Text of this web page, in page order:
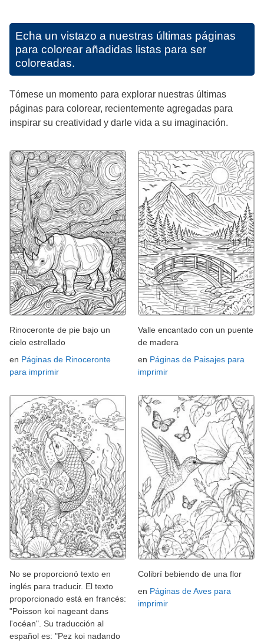
Echa un vistazo a nuestras últimas páginas
para colorear añadidas listas para ser
coloreadas.
Tómese un momento para explorar nuestras últimas
páginas para colorear, recientemente agregadas para
inspirar su creatividad y darle vida a su imaginación.
Rinoceronte de pie bajo un
cielo estrellado
en Páginas de Rinoceronte
para imprimir
Valle encantado con un puente
de madera
en Páginas de Paisajes para
imprimir
No se proporcionó texto en
inglés para traducir. El texto
proporcionado está en francés:
"Poisson koi nageant dans
l'océan". Su traducción al
español es: "Pez koi nadando
Colibrí bebiendo de una flor
en Páginas de Aves para
imprimir